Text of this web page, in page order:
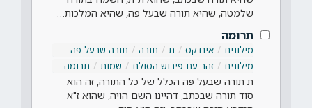
שלמטה, שהיא תורה שבעל פה, שהיא המלכות…
תרומה
מילונים אינדקס ת תורה
תורה שבעל פה
מילונים
זהר עם פירוש הסולם שמות תרומה
ת תורה שבעל פה הכלל של כל התורה, זה הוא
סוד תורה שבכתב, דהיינו השם הויה, שהוא ז"א